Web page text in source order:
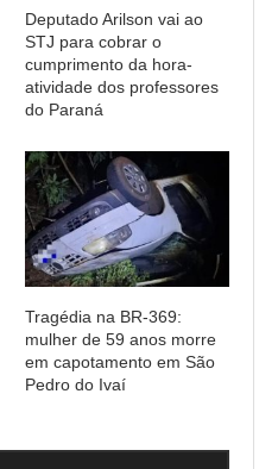
Deputado Arilson vai ao
STJ para cobrar o
cumprimento da hora-
atividade dos professores
do Paraná
Tragédia na BR-369:
mulher de 59 anos morre
em capotamento em São
Pedro do Ivaí